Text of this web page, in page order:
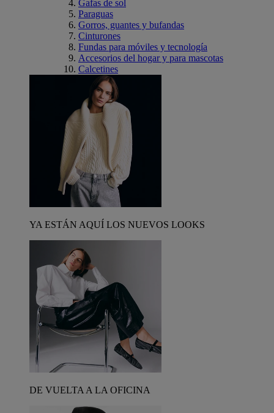
Gafas de sol
Paraguas
Gorros, guantes y bufandas
Cinturones
Fundas para móviles y tecnología
Accesorios del hogar y para mascotas
Calcetines
YA ESTÁN AQUÍ LOS NUEVOS LOOKS
DE VUELTA A LA OFICINA